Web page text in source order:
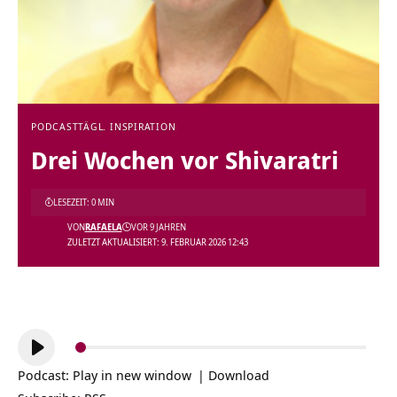
PODCASTTÄGL. INSPIRATION
Drei Wochen vor Shivaratri
ZULETZT AKTUALISIERT: 9. FEBRUAR 2026 12:43
VONRAFAELA VOR 9 JAHREN
LESEZEIT: 0 MIN
Audio-
Player
Podcast: Play in new window | Download